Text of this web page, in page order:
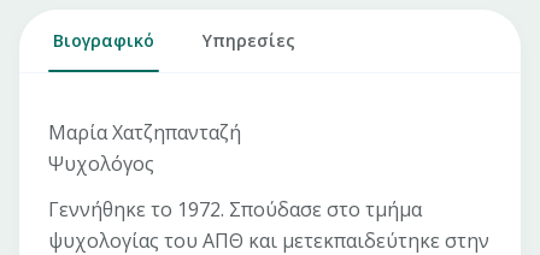
Βιογραφικό Υπηρεσίες
Μαρία Χατζηπανταζή
Ψυχολόγος
Γεννήθηκε το 1972. Σπούδασε στο τμήμα
ψυχολογίας του ΑΠΘ και μετεκπαιδεύτηκε στην